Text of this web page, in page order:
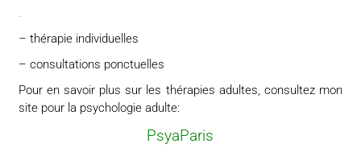
.
– thérapie individuelles
– consultations ponctuelles
Pour en savoir plus sur les thérapies adultes, consultez mon
site pour la psychologie adulte:
PsyaParis